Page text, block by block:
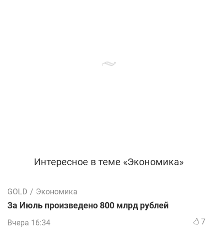
Интересное в теме «Экономика»
GOLD / Экономика
За Июль произведено 800 млрд рублей
Вчера 16:34 7